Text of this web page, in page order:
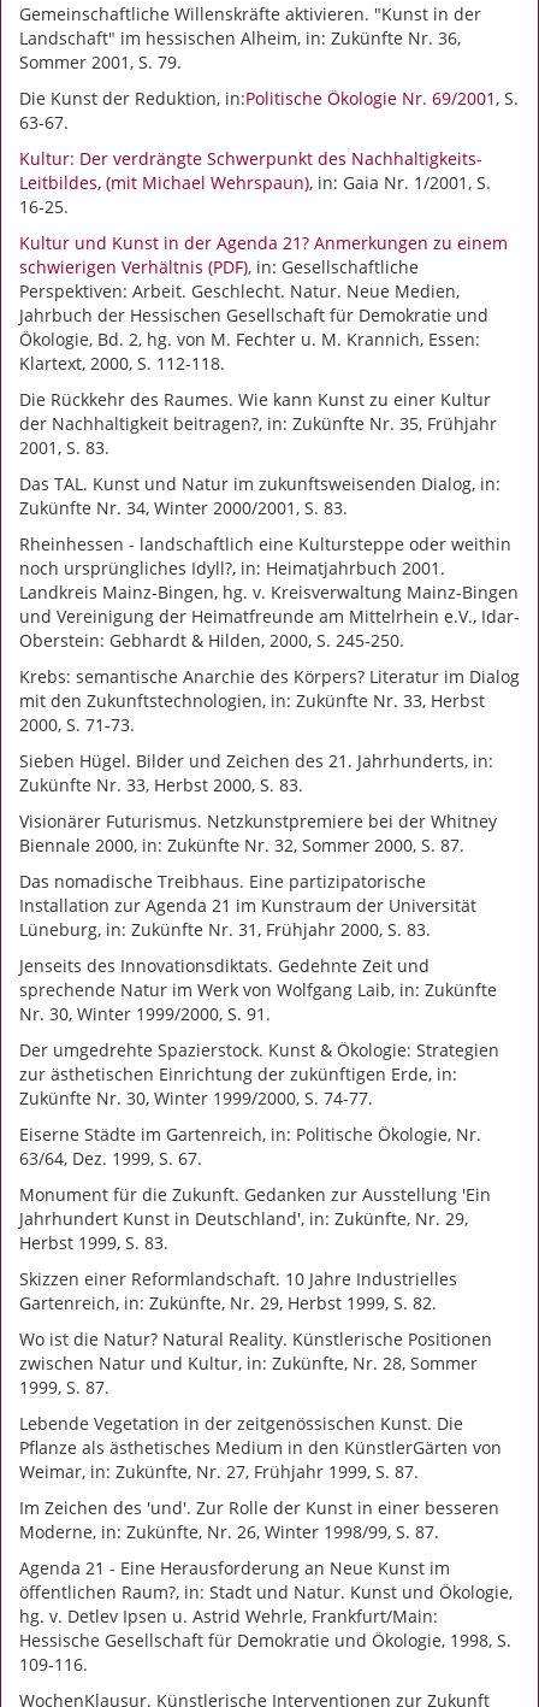
Gemeinschaftliche Willenskräfte aktivieren. "Kunst in der
Landschaft" im hessischen Alheim, in: Zukünfte Nr. 36,
Sommer 2001, S. 79.
Die Kunst der Reduktion, in:Politische Ökologie Nr. 69/2001 , S.
63-67.
Kultur: Der verdrängte Schwerpunkt des Nachhaltigkeits-
Leitbildes, (mit Michael Wehrspaun), in: Gaia Nr. 1/2001, S.
16-25.
Kultur und Kunst in der Agenda 21? Anmerkungen zu einem
schwierigen Verhältnis (PDF), in: Gesellschaftliche
Perspektiven: Arbeit. Geschlecht. Natur. Neue Medien,
Jahrbuch der Hessischen Gesellschaft für Demokratie und
Ökologie, Bd. 2, hg. von M. Fechter u. M. Krannich, Essen:
Klartext, 2000, S. 112-118.
Die Rückkehr des Raumes. Wie kann Kunst zu einer Kultur
der Nachhaltigkeit beitragen?, in: Zukünfte Nr. 35, Frühjahr
2001, S. 83.
Das TAL. Kunst und Natur im zukunftsweisenden Dialog, in:
Zukünfte Nr. 34, Winter 2000/2001, S. 83.
Rheinhessen - landschaftlich eine Kultursteppe oder weithin
noch ursprüngliches Idyll?, in: Heimatjahrbuch 2001.
Landkreis Mainz-Bingen, hg. v. Kreisverwaltung Mainz-Bingen
und Vereinigung der Heimatfreunde am Mittelrhein e.V., Idar-
Oberstein: Gebhardt & Hilden, 2000, S. 245-250.
Krebs: semantische Anarchie des Körpers? Literatur im Dialog
mit den Zukunftstechnologien, in: Zukünfte Nr. 33, Herbst
2000, S. 71-73.
Sieben Hügel. Bilder und Zeichen des 21. Jahrhunderts, in:
Zukünfte Nr. 33, Herbst 2000, S. 83.
Visionärer Futurismus. Netzkunstpremiere bei der Whitney
Biennale 2000, in: Zukünfte Nr. 32, Sommer 2000, S. 87.
Das nomadische Treibhaus. Eine partizipatorische
Installation zur Agenda 21 im Kunstraum der Universität
Lüneburg, in: Zukünfte Nr. 31, Frühjahr 2000, S. 83.
Jenseits des Innovationsdiktats. Gedehnte Zeit und
sprechende Natur im Werk von Wolfgang Laib, in: Zukünfte
Nr. 30, Winter 1999/2000, S. 91.
Der umgedrehte Spazierstock. Kunst & Ökologie: Strategien
zur ästhetischen Einrichtung der zukünftigen Erde, in:
Zukünfte Nr. 30, Winter 1999/2000, S. 74-77.
Eiserne Städte im Gartenreich, in: Politische Ökologie, Nr.
63/64, Dez. 1999, S. 67.
Monument für die Zukunft. Gedanken zur Ausstellung 'Ein
Jahrhundert Kunst in Deutschland', in: Zukünfte, Nr. 29,
Herbst 1999, S. 83.
Skizzen einer Reformlandschaft. 10 Jahre Industrielles
Gartenreich, in: Zukünfte, Nr. 29, Herbst 1999, S. 82.
Wo ist die Natur? Natural Reality. Künstlerische Positionen
zwischen Natur und Kultur, in: Zukünfte, Nr. 28, Sommer
1999, S. 87.
Lebende Vegetation in der zeitgenössischen Kunst. Die
Pflanze als ästhetisches Medium in den KünstlerGärten von
Weimar, in: Zukünfte, Nr. 27, Frühjahr 1999, S. 87.
Im Zeichen des 'und'. Zur Rolle der Kunst in einer besseren
Moderne, in: Zukünfte, Nr. 26, Winter 1998/99, S. 87.
Agenda 21 - Eine Herausforderung an Neue Kunst im
öffentlichen Raum?, in: Stadt und Natur. Kunst und Ökologie,
hg. v. Detlev Ipsen u. Astrid Wehrle, Frankfurt/Main:
Hessische Gesellschaft für Demokratie und Ökologie, 1998, S.
109-116.
WochenKlausur. Künstlerische Interventionen zur Zukunft